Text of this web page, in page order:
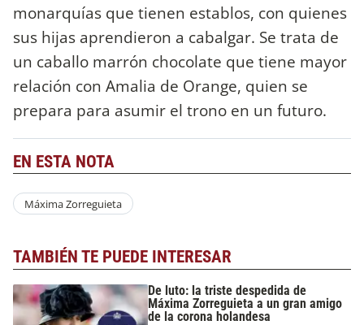
monarquías que tienen establos, con quienes
sus hijas aprendieron a cabalgar. Se trata de
un caballo marrón chocolate que tiene mayor
relación con Amalia de Orange, quien se
prepara para asumir el trono en un futuro.
EN ESTA NOTA
Máxima Zorreguieta
TAMBIÉN TE PUEDE INTERESAR
De luto: la triste despedida de
Máxima Zorreguieta a un gran amigo
de la corona holandesa